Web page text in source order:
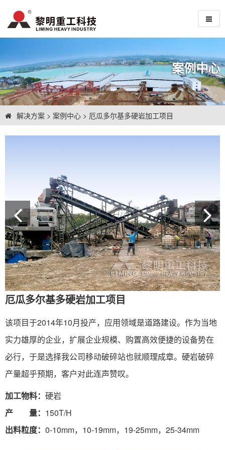
案例中心
解决方案 > 案例中心 > 厄瓜多尔基多硬岩加工项目
厄瓜多尔基多硬岩加工项目
该项目于2014年10月投产，应用领域是道路建设。作为当地
实力雄厚的企业，扩展企业规模、购置高效便捷的设备势在
必行，于是选择我公司移动破碎站也就顺理成章。硬岩破碎
产量超乎预期，客户对此连声赞叹。
加工物料： 硬岩
产 量： 150T/H
出料粒度： 0-10mm，10-19mm，19-25mm，25-34mm